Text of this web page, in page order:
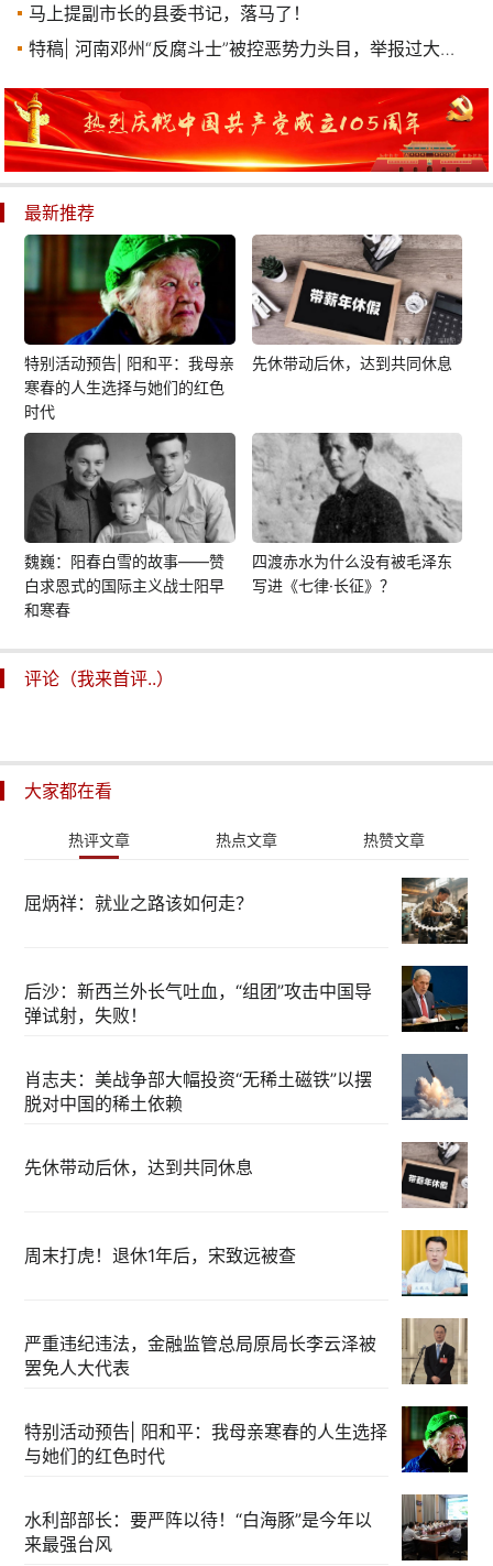
马上提副市长的县委书记，落马了！
特稿| 河南邓州“反腐斗士”被控恶势力头目，举报过大量领导和公职人员，批办官员落马
最新推荐
特别活动预告| 阳和平：我母亲
寒春的人生选择与她们的红色
时代
先休带动后休，达到共同休息
魏巍：阳春白雪的故事——赞
白求恩式的国际主义战士阳早
和寒春
四渡赤水为什么没有被毛泽东
写进《七律·长征》？
评论（我来首评..）
大家都在看
热评文章 热点文章 热赞文章
屈炳祥：就业之路该如何走？
后沙：新西兰外长气吐血，“组团”攻击中国导
弹试射，失败！
肖志夫：美战争部大幅投资“无稀土磁铁”以摆
脱对中国的稀土依赖
先休带动后休，达到共同休息
周末打虎！退休1年后，宋致远被查
严重违纪违法，金融监管总局原局长李云泽被
罢免人大代表
特别活动预告| 阳和平：我母亲寒春的人生选择
与她们的红色时代
水利部部长：要严阵以待！“白海豚”是今年以
来最强台风